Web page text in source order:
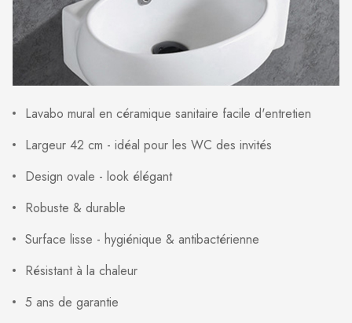
Lavabo mural en céramique sanitaire facile d'entretien
Largeur 42 cm - idéal pour les WC des invités
Design ovale - look élégant
Robuste & durable
Surface lisse - hygiénique & antibactérienne
Résistant à la chaleur
5 ans de garantie